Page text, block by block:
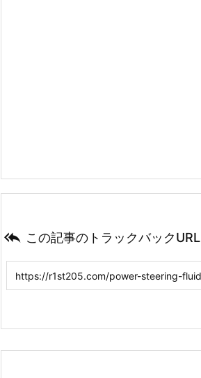
 この記事のトラックバックURL